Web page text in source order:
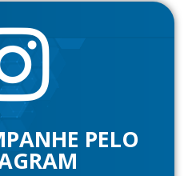
PELO